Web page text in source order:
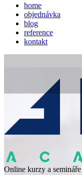
home
objednávka
blog
reference
kontakt
Online kurzy a semináře